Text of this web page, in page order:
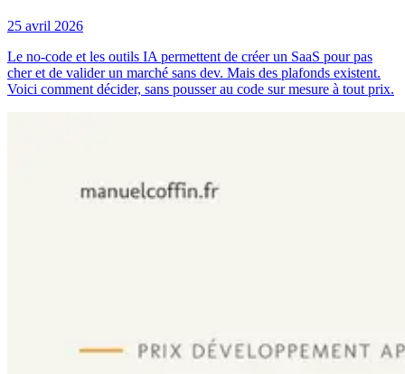
25 avril 2026
Le no-code et les outils IA permettent de créer un SaaS pour pas
cher et de valider un marché sans dev. Mais des plafonds existent.
Voici comment décider, sans pousser au code sur mesure à tout prix.